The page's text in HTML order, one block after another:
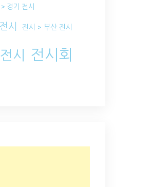
경기 전시
시 전시 > 부산 전시
시 전시회